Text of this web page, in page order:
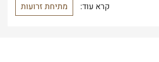
קרא עוד: מתיחת זרועות